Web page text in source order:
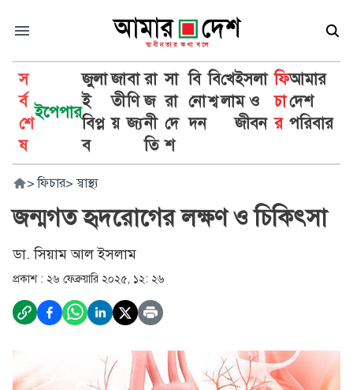
স
র্ব
শে
ষ
ইপেপার
জুলা
ই
বিপ্ল
ব
জা
তী
য়
বা
ণি
জ্য
রা
জ
নী
তি
সা
রা
দে
শ
বি
নো
দন
বি
শ্ব
খে
লা
ইসলা
ম ও
জীবন
ফি
চা
র
আমার
দেশ
পরিবার
> ফিচার> স্বাস্থ্য
জন্মগত হৃদরোগের লক্ষণ ও চিকিৎসা
ডা. সিয়াম আল ইসলাম
প্রকাশ : ২৬ ফেব্রুয়ারি ২০২৫, ১২: ২৬